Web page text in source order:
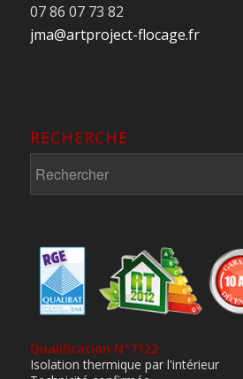
07 86 07 73 82
jma@artproject-flocage.fr
RECHERCHE
Qualification N°7122
Isolation thermique par l'intérieur